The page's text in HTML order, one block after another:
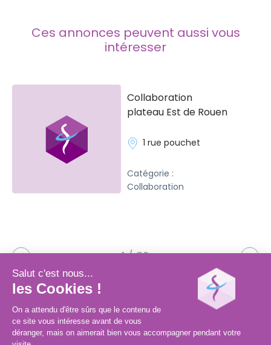
Ces annonces peuvent aussi vous
intéresser
Collaboration
plateau Est de Rouen
1 rue pouchet
Catégorie :
Collaboration
1 / 32